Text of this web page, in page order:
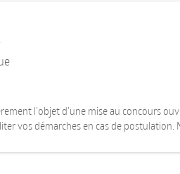
l'objet d'une mise au concours
vos démarches en cas de